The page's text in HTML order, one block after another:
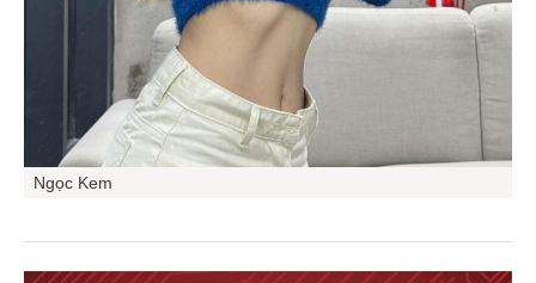
Ngọc Kem